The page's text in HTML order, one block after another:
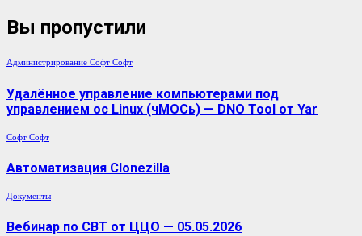
Вы пропустили
Администрирование Софт Софт
Удалённое управление компьютерами под
управлением ос Linux (чМОСь) — DNO Tool от Yar
Софт Софт
Автоматизация Clonezilla
Документы
Вебинар по СВТ от ЦЦО — 05.05.2026